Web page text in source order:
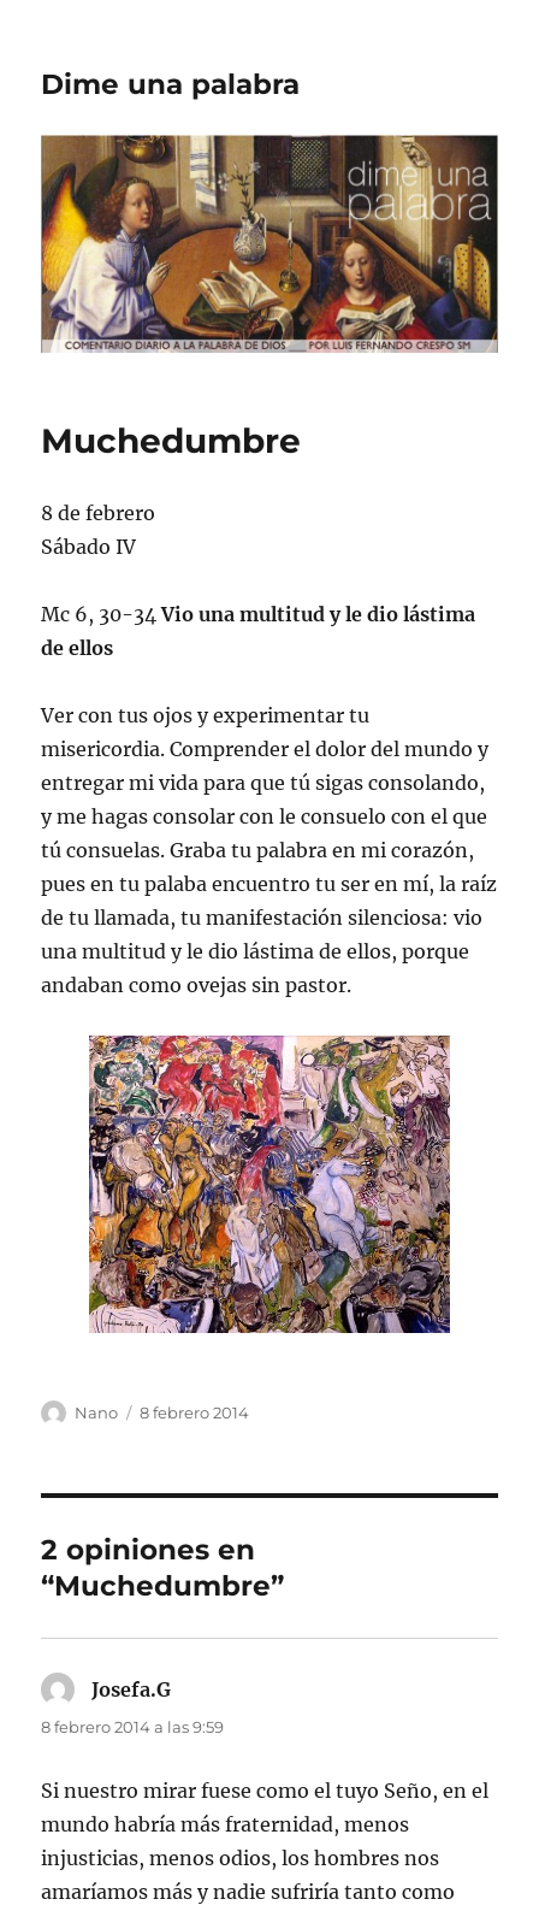
Dime una palabra
Muchedumbre
8 de febrero
Sábado IV
Mc 6, 30-34Vio una multitud y le dio lástima
de ellos
Ver con tus ojos y experimentar tu
misericordia. Comprender el dolor del mundo y
entregar mi vida para que tú sigas consolando,
y me hagas consolar con le consuelo con el que
tú consuelas. Graba tu palabra en mi corazón,
pues en tu palaba encuentro tu ser en mí, la raíz
de tu llamada, tu manifestación silenciosa: vio
una multitud y le dio lástima de ellos, porque
andaban como ovejas sin pastor.
Autor
Nano
Publicado
8 febrero 2014
2 opiniones en
“Muchedumbre”
Josefa.G
8 febrero 2014 a las 9:59
Si nuestro mirar fuese como el tuyo Seño, en el
mundo habría más fraternidad, menos
injusticias, menos odios, los hombres nos
amaríamos más y nadie sufriría tanto como